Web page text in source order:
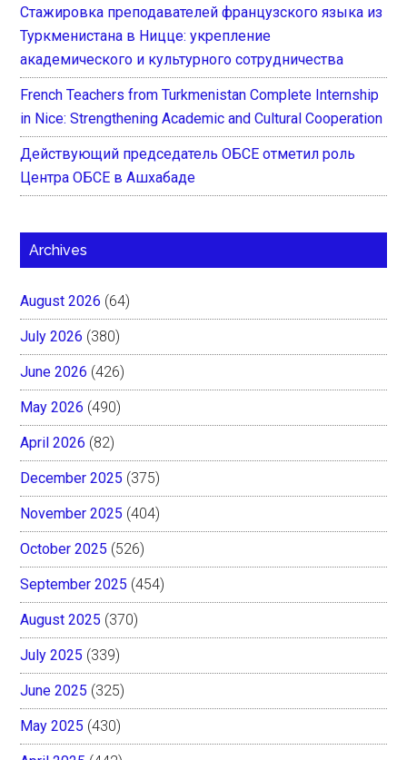
Стажировка преподавателей французского языка из
Туркменистана в Ницце: укрепление
академического и культурного сотрудничества
French Teachers from Turkmenistan Complete Internship
in Nice: Strengthening Academic and Cultural Cooperation
Действующий председатель ОБСЕ отметил роль
Центра ОБСЕ в Ашхабаде
Archives
August 2026 (64)
July 2026 (380)
June 2026 (426)
May 2026 (490)
April 2026 (82)
December 2025 (375)
November 2025 (404)
October 2025 (526)
September 2025 (454)
August 2025 (370)
July 2025 (339)
June 2025 (325)
May 2025 (430)